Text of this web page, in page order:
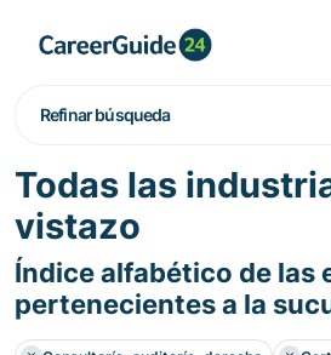
Refinar búsqueda
Todas las
vistazo
Índice alfabético de las
pertenecientes a la